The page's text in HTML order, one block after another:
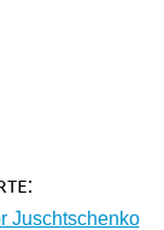
Juschtschenko